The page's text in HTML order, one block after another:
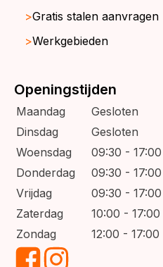
Gratis stalen aanvragen
Werkgebieden
Openingstijden
Maandag
Gesloten
Dinsdag
Gesloten
Woensdag
09:30 - 17:00
Donderdag
09:30 - 17:00
Vrijdag
09:30 - 17:00
Zaterdag
10:00 - 17:00
Zondag
12:00 - 17:00